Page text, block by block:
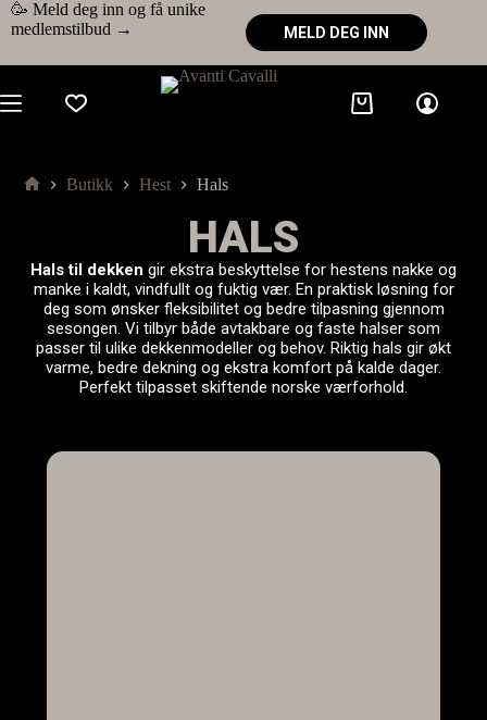
🥳 Meld deg inn og få unike
medlemstilbud →
MELD DEG INN
Butikk Hest Hals
HALS
Hals til dekken gir ekstra beskyttelse for hestens nakke og
manke i kaldt, vindfullt og fuktig vær. En praktisk løsning for
deg som ønsker fleksibilitet og bedre tilpasning gjennom
sesongen. Vi tilbyr både avtakbare og faste halser som
passer til ulike dekkenmodeller og behov. Riktig hals gir økt
varme, bedre dekning og ekstra komfort på kalde dager.
Perfekt tilpasset skiftende norske værforhold.